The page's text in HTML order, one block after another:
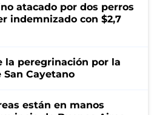
atacado por dos perros
indemnizado con $2,7
la peregrinación por la
Cayetano
están en manos